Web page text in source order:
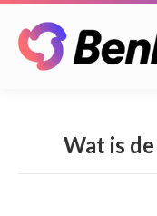
Wat is